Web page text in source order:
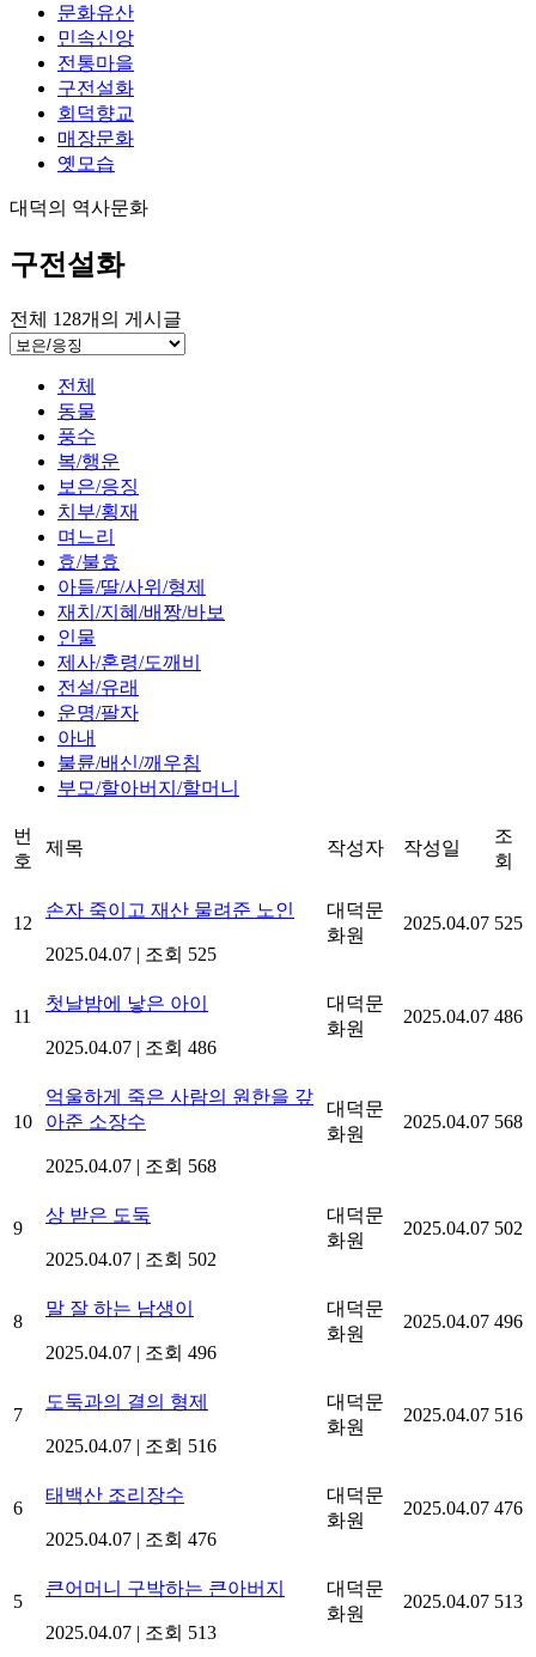
문화유산
민속신앙
전통마을
구전설화
회덕향교
매장문화
옛모습
대덕의 역사문화
구전설화
전체 128개의 게시글
전체
동물
풍수
복/행운
보은/응징
치부/횡재
며느리
효/불효
아들/딸/사위/형제
재치/지혜/배짱/바보
인물
제사/혼령/도깨비
전설/유래
운명/팔자
아내
불륜/배신/깨우침
부모/할아버지/할머니
번
호
제목 작성자 작성일
조
회
12
손자 죽이고 재산 물려준 노인
2025.04.07 | 조회 525
대덕문
화원
2025.04.07 525
11
첫날밤에 낳은 아이
2025.04.07 | 조회 486
대덕문
화원
2025.04.07 486
10
억울하게 죽은 사람의 원한을 갚
아준 소장수
2025.04.07 | 조회 568
대덕문
화원
2025.04.07 568
9
상 받은 도둑
2025.04.07 | 조회 502
대덕문
화원
2025.04.07 502
8
말 잘 하는 남생이
2025.04.07 | 조회 496
대덕문
화원
2025.04.07 496
7
도둑과의 결의 형제
2025.04.07 | 조회 516
대덕문
화원
2025.04.07 516
6
태백산 조리장수
2025.04.07 | 조회 476
대덕문
화원
2025.04.07 476
5
큰어머니 구박하는 큰아버지
2025.04.07 | 조회 513
대덕문
화원
2025.04.07 513